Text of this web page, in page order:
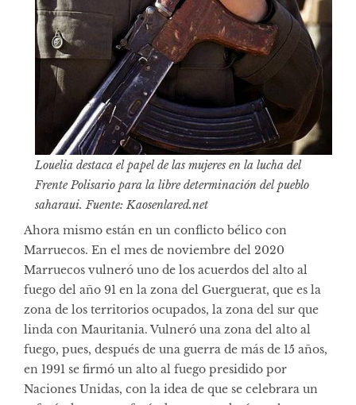
Louelia destaca el papel de las mujeres en la lucha del
Frente Polisario para la libre determinación del pueblo
saharaui. Fuente: Kaosenlared.net
Ahora mismo están en un conflicto bélico con
Marruecos. En el mes de noviembre del 2020
Marruecos vulneró uno de los acuerdos del alto al
fuego del año 91 en la zona del Guerguerat, que es la
zona de los territorios ocupados, la zona del sur que
linda con Mauritania. Vulneró una zona del alto al
fuego, pues, después de una guerra de más de 15 años,
en 1991 se firmó un alto al fuego presidido por
Naciones Unidas, con la idea de que se celebrara un